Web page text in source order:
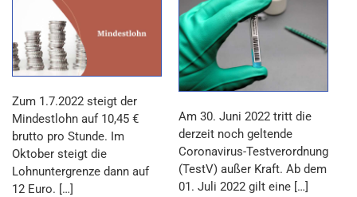
Zum 1.7.2022 steigt der
Mindestlohn auf 10,45 €
brutto pro Stunde. Im
Oktober steigt die
Lohnuntergrenze dann auf
12 Euro. […]
Am 30. Juni 2022 tritt die
derzeit noch geltende
Coronavirus-Testverordnung
(TestV) außer Kraft. Ab dem
01. Juli 2022 gilt eine […]